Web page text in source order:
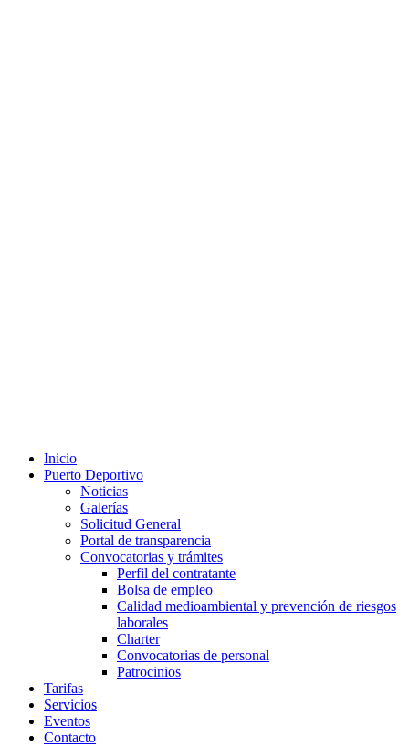
Inicio
Puerto Deportivo
Noticias
Galerías
Solicitud General
Portal de transparencia
Convocatorias y trámites
Perfil del contratante
Bolsa de empleo
Calidad medioambiental y prevención de riesgos
laborales
Charter
Convocatorias de personal
Patrocinios
Tarifas
Servicios
Eventos
Contacto